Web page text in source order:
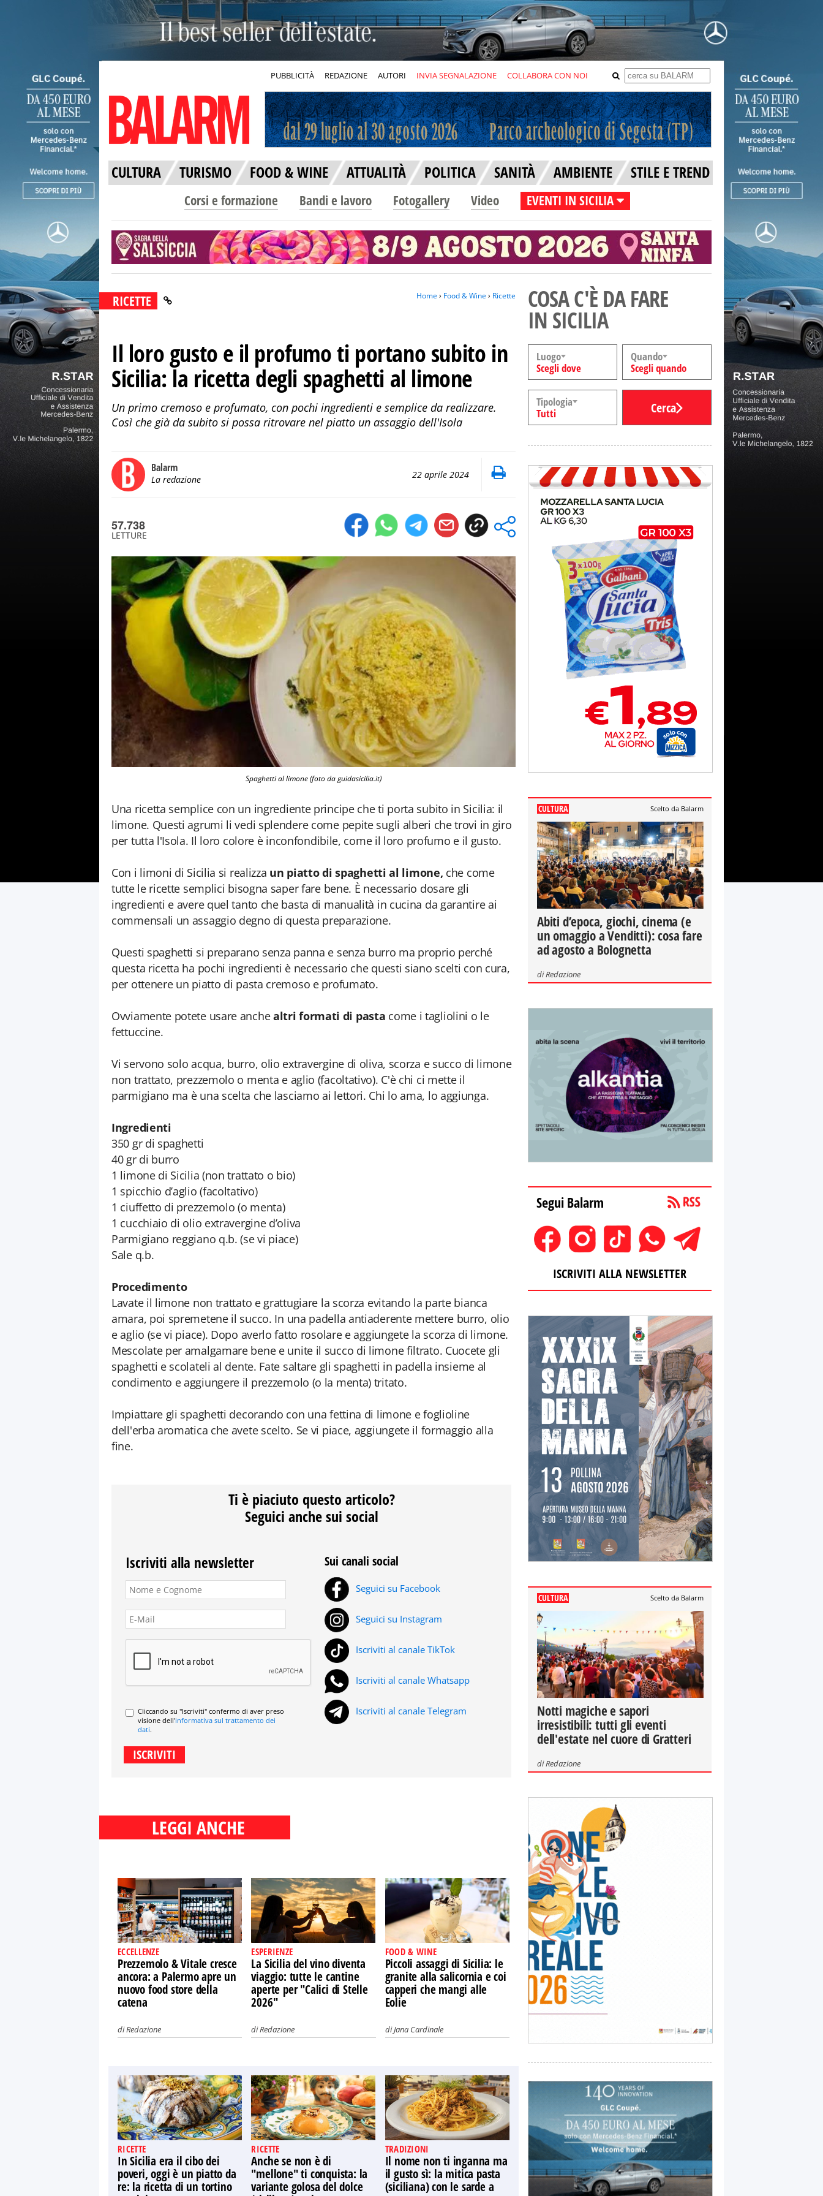
PUBBLICITÀ REDAZIONE AUTORI INVIA SEGNALAZIONE COLLABORA CON NOI
CULTURA TURISMO FOOD & WINE ATTUALITÀ POLITICA SANITÀ AMBIENTE STILE E TREND
Corsi e formazione Bandi e lavoro Fotogallery Video EVENTI IN SICILIA
RICETTE Home› Food & Wine› Ricette
Il loro gusto e il profumo ti portano subito in
Sicilia: la ricetta degli spaghetti al limone
Un primo cremoso e profumato, con pochi ingredienti e semplice da realizzare.
Così che già da subito si possa ritrovare nel piatto un assaggio dell'Isola
Balarm
La redazione 22 aprile 2024
57.738
LETTURE
Spaghetti al limone (foto da guidasicilia.it)
Una ricetta semplice con un ingrediente principe che ti porta subito in Sicilia: il
limone. Questi agrumi li vedi splendere come pepite sugli alberi che trovi in giro
per tutta l'Isola. Il loro colore è inconfondibile, come il loro profumo e il gusto.
Con i limoni di Sicilia si realizza un piatto di spaghetti al limone, che come
tutte le ricette semplici bisogna saper fare bene. È necessario dosare gli
ingredienti e avere quel tanto che basta di manualità in cucina da garantire ai
commensali un assaggio degno di questa preparazione.
Questi spaghetti si preparano senza panna e senza burro ma proprio perché
questa ricetta ha pochi ingredienti è necessario che questi siano scelti con cura,
per ottenere un piatto di pasta cremoso e profumato.
Ovviamente potete usare anchealtri formati di pasta come i tagliolini o le
fettuccine.
Vi servono solo acqua, burro, olio extravergine di oliva, scorza e succo di limone
non trattato, prezzemolo o menta e aglio (facoltativo). C'è chi ci mette il
parmigiano ma è una scelta che lasciamo ai lettori. Chi lo ama, lo aggiunga.
Ingredienti
350 gr di spaghetti
40 gr di burro
1 limone di Sicilia (non trattato o bio)
1 spicchio d’aglio (facoltativo)
1 ciuffetto di prezzemolo (o menta)
1 cucchiaio di olio extravergine d’oliva
Parmigiano reggiano q.b. (se vi piace)
Sale q.b.
Procedimento
Lavate il limone non trattato e grattugiare la scorza evitando la parte bianca
amara, poi spremetene il succo. In una padella antiaderente mettere burro, olio
e aglio (se vi piace). Dopo averlo fatto rosolare e aggiungete la scorza di limone.
Mescolate per amalgamare bene e unite il succo di limone filtrato. Cuocete gli
spaghetti e scolateli al dente. Fate saltare gli spaghetti in padella insieme al
condimento e aggiungere il prezzemolo (o la menta) tritato.
Impiattare gli spaghetti decorando con una fettina di limone e foglioline
dell'erba aromatica che avete scelto. Se vi piace, aggiungete il formaggio alla
fine.
Ti è piaciuto questo articolo?
Seguici anche sui social
Iscriviti alla newsletter
Cliccando su "Iscriviti" confermo di aver preso
visione dell'informativa sul trattamento dei
dati.
Sui canali social
Seguici su Facebook
Seguici su Instagram
Iscriviti al canale TikTok
Iscriviti al canale Whatsapp
Iscriviti al canale Telegram
LEGGI ANCHE
ECCELLENZE
Prezzemolo & Vitale cresce
ancora: a Palermo apre un
nuovo food store della
catena
diRedazione
ESPERIENZE
La Sicilia del vino diventa
viaggio: tutte le cantine
aperte per "Calici di Stelle
2026"
diRedazione
FOOD & WINE
Piccoli assaggi di Sicilia: le
granite alla salicornia e coi
capperi che mangi alle
Eolie
diJana Cardinale
RICETTE
In Sicilia era il cibo dei
poveri, oggi è un piatto da
re: la ricetta di un tortino
RICETTE
Anche se non è di
"mellone" ti conquista: la
variante golosa del dolce
TRADIZIONI
Il nome non ti inganna ma
il gusto sì: la mitica pasta
(siciliana) con le sarde a
COSA C'È DA FARE
IN SICILIA
Luogo
Scegli dove
Quando
Scegli quando
Tipologia
Tutti
Cerca
CULTURA Scelto da Balarm
Abiti d’epoca, giochi, cinema (e
un omaggio a Venditti): cosa fare
ad agosto a Bolognetta
diRedazione
Segui Balarm
ISCRIVITI ALLA NEWSLETTER
CULTURA Scelto da Balarm
Notti magiche e sapori
irresistibili: tutti gli eventi
dell'estate nel cuore di Gratteri
diRedazione